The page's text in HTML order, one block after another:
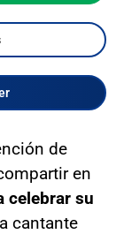
de
en
celebrar su
cantante